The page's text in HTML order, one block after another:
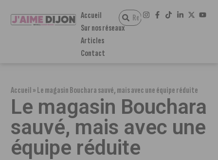
Accueil
Sur nos réseaux
Articles
Contact
Accueil»Le magasin Bouchara sauvé, mais avec une équipe réduite
Le magasin Bouchara
sauvé, mais avec une
équipe réduite